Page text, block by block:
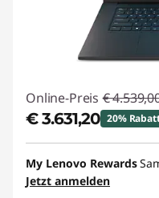
Online-Preis €
€ 3.631,20 20%
eCoupon-Rabatt :-
eCoupon :
My Lenovo Rewards
Jetzt anmelden